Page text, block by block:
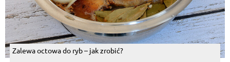
Zalewa octowa do ryb – jak zrobić?